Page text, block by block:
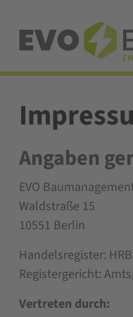
Angaben
EVO
Waldstraße 15
10551 Berlin
Handelsregister:
Registergericht:
Vertreten durch: